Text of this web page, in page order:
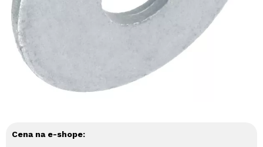
Cena na e-shope: